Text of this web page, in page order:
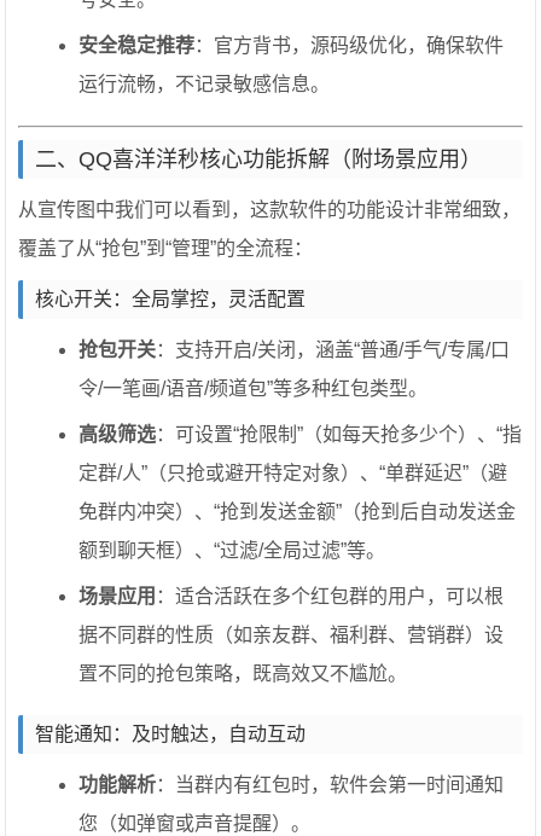
安全稳定推荐：官方背书，源码级优化，确保软件
运行流畅，不记录敏感信息。
二、QQ喜洋洋秒核心功能拆解（附场景应用）
从宣传图中我们可以看到，这款软件的功能设计非常细致，
覆盖了从“抢包”到“管理”的全流程：
核心开关：全局掌控，灵活配置
抢包开关：支持开启/关闭，涵盖“普通/手气/专属/口
令/一笔画/语音/频道包”等多种红包类型。
高级筛选：可设置“抢限制”（如每天抢多少个）、“指
定群/人”（只抢或避开特定对象）、“单群延迟”（避
免群内冲突）、“抢到发送金额”（抢到后自动发送金
额到聊天框）、“过滤/全局过滤”等。
场景应用 ：适合活跃在多个红包群的用户，可以根
据不同群的性质（如亲友群、福利群、营销群）设
置不同的抢包策略，既高效又不尴尬。
智能通知：及时触达，自动互动
功能解析：当群内有红包时，软件会第一时间通知
您（如弹窗或声音提醒）。